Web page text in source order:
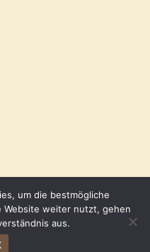
um die bestmögliche
Website weiter nutzt, gehen
aus.